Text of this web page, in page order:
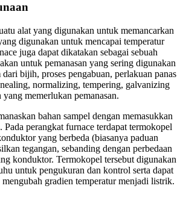
alat yang digunakan untuk memancarkan
digunakan untuk mencapai temperatur
juga dapat dikatakan sebagai sebuah
untuk pemanasan yang sering digunakan
bijih, proses pengabuan, perlakuan panas
normalizing, tempering, galvanizing
yang memerlukan pemanasan.
bahan sampel dengan memasukkan
Pada perangkat furnace terdapat termokopel
yang berbeda (biasanya paduan
tegangan, sebanding dengan perbedaan
konduktor. Termokopel tersebut digunakan
untuk pengukuran dan kontrol serta dapat
gradien temperatur menjadi listrik.